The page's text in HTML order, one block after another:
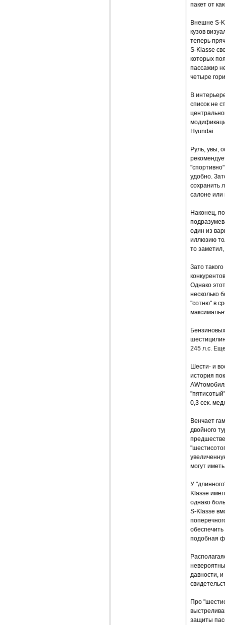
пакет от
Внешне S-
кузов
теперь
S-Klasse
которых
пассажир
четыре
В
список не
Hyundai.
Руль, увы,
удобно.
сохранить
салоне или
Наконец,
один из
иллюзию
то
Зато
Однако
несколько
"сотню" в
245 л.с.
Шести- и
история
0,3 сек.
Венчает
двойного
могут
У
Klasse
однако
S-Klasse
подобная
давности,
Про
защиты